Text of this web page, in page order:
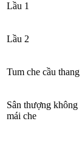
Lầu 1
Lầu 2
Tum che cầu thang
Sân thượng không
mái che